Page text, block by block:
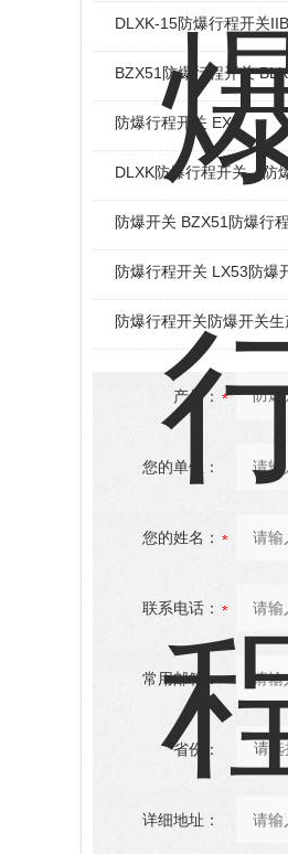
DLXK-15防爆行程开关IIB
BZX51防爆行程开关
防爆行程开关 EX
DLXK防爆行程开关，防
防爆开关 BZX51防爆行
防爆行程开关 LX53防爆
防爆行程开关防爆开关
产品：
您的单位：
您的姓名：
联系电话：
常用邮箱：
省份：
详细地址：